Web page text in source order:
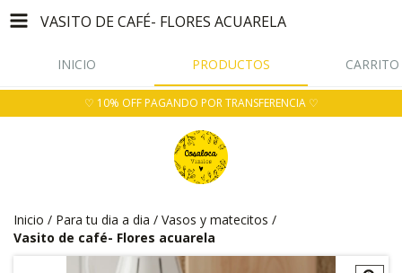
VASITO DE CAFÉ- FLORES ACUARELA
INICIO PRODUCTOS CARRITO
♡ 10% OFF PAGANDO POR TRANSFERENCIA ♡
Inicio / Para tu dia a dia / Vasos y matecitos /
Vasito de café- Flores acuarela